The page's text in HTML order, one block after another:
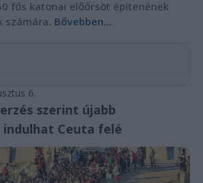
fős katonai előőrsöt építenének
számára. Bővebben...
6.
szerint újabb
Ceuta felé